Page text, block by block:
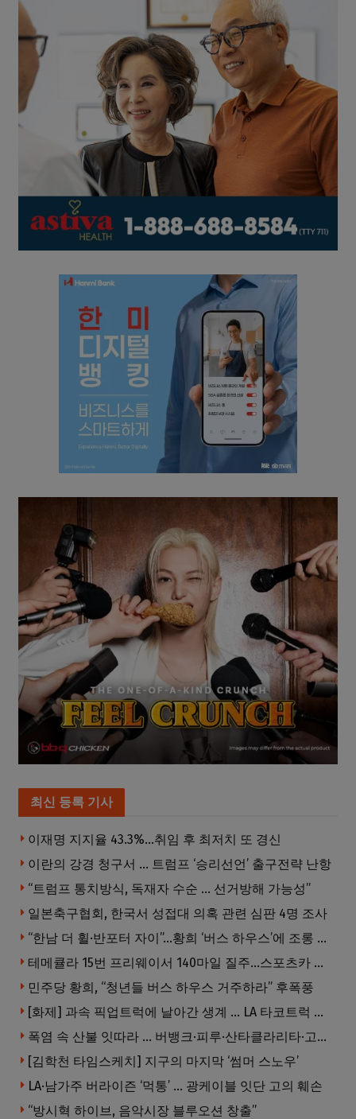
최신 등록 기사
이재명 지지율 43.3%…취임 후 최저치 또 경신
이란의 강경 청구서 … 트럼프 ‘승리선언’ 출구전략 난항
“트럼프 통치방식, 독재자 수순 … 선거방해 가능성”
일본축구협회, 한국서 성접대 의혹 관련 심판 4명 조사
“한남 더 휠·반포터 자이”…황희 ‘버스 하우스’에 조롱 쏟아져
테메큘라 15번 프리웨이서 140마일 질주…스포츠카 압수
민주당 황희, “청년들 버스 하우스 거주하라” 후폭풍
[화제] 과속 픽업트럭에 날아간 생계 … LA 타코트럭 일가족 3명 부상
폭염 속 산불 잇따라 … 버뱅크·피루·산타클라리타·고먼 잇단 산불
[김학천 타임스케치] 지구의 마지막 ‘썸머 스노우’
LA·남가주 버라이즌 ‘먹통’ … 광케이블 잇단 고의 훼손
“방시혁 하이브, 음악시장 블루오션 창출”